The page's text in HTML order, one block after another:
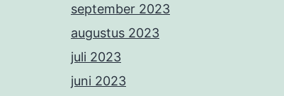
september 2023
augustus 2023
juli 2023
juni 2023